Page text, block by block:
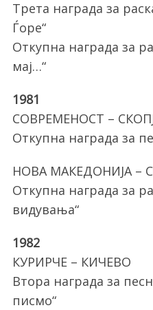
Трета награда за
Ѓоре“
Откупна награда за
мај…“
1981
СОВРЕМЕНОСТ –
Откупна награда за
НОВА МАКЕДОНИЈА –
Откупна награда за
видувања“
1982
КУРИРЧЕ – КИЧЕВО
Втора награда за
писмо“